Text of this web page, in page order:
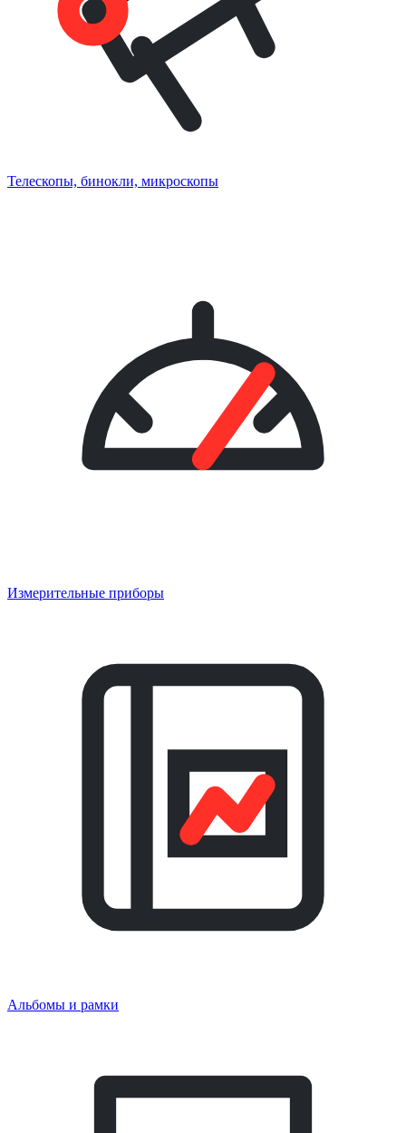
Телескопы, бинокли, микроскопы
Измерительные приборы
Альбомы и рамки